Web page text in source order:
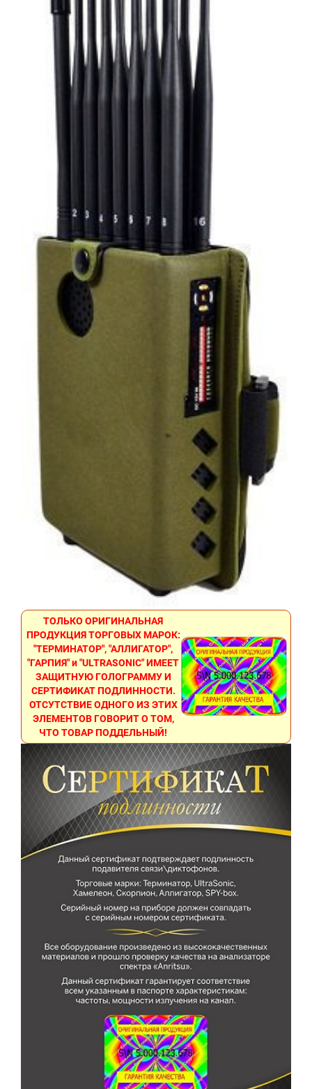
ТОЛЬКО ОРИГИНАЛЬНАЯ
ПРОДУКЦИЯ ТОРГОВЫХ МАРОК:
"ТЕРМИНАТОР", "АЛЛИГАТОР",
"ГАРПИЯ" и "ULTRASONIC" ИМЕЕТ
ЗАЩИТНУЮ ГОЛОГРАММУ И
СЕРТИФИКАТ ПОДЛИННОСТИ.
ОТСУТСТВИЕ ОДНОГО ИЗ ЭТИХ
ЭЛЕМЕНТОВ ГОВОРИТ О ТОМ,
ЧТО ТОВАР ПОДДЕЛЬНЫЙ!